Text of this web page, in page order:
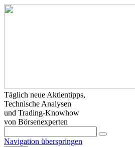
Täglich neue Aktientipps,
Technische Analysen
und Trading-Knowhow
von Börsenexperten
Navigation überspringen